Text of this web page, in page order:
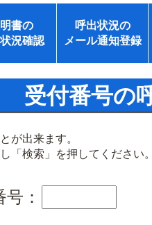
書の
況確認
呼出状況の
メール通知登録
受付番号の
が出来ます。
「検索」を押してください。
：